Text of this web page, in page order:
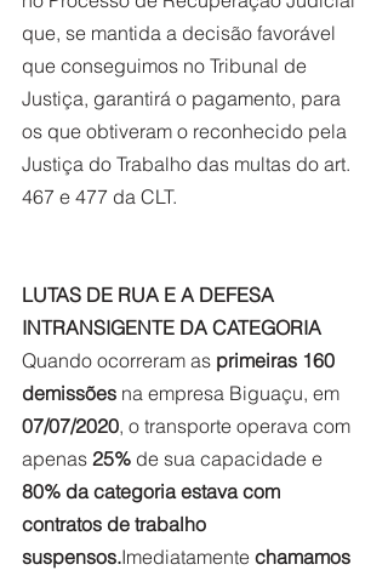
que, se mantida a decisão favorável
que conseguimos no Tribunal de
Justiça, garantirá o pagamento, para
os que obtiveram o reconhecido pela
Justiça do Trabalho das multas do art.
467 e 477 da CLT.
LUTAS DE RUA E A DEFESA
INTRANSIGENTE DA CATEGORIA
Quando ocorreram as primeiras 160
demissões na empresa Biguaçu, em
07/07/2020, o transporte operava com
apenas 25% de sua capacidade e
80% da categoria estava com
contratos de trabalho
suspensos.Imediatamente chamamos